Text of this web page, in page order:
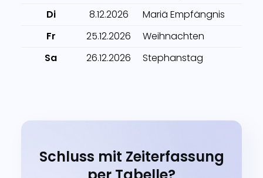
Di
8.12.2026
Mariä Empfängnis
Fr
25.12.2026
Weihnachten
Sa
26.12.2026 Stephanstag
Schluss mit Zeiterfassung